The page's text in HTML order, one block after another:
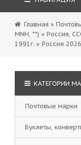
Главная »
MNH, **) » Россия,
1991г. » Россия
КАТЕГОРИИ
Почтовые марки
Буклеты,